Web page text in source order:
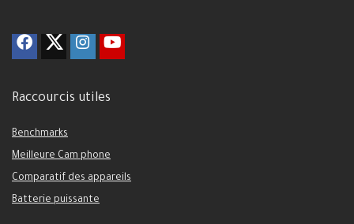
Raccourcis utiles
Benchmarks
Meilleure Cam phone
Comparatif des appareils
Batterie puissante